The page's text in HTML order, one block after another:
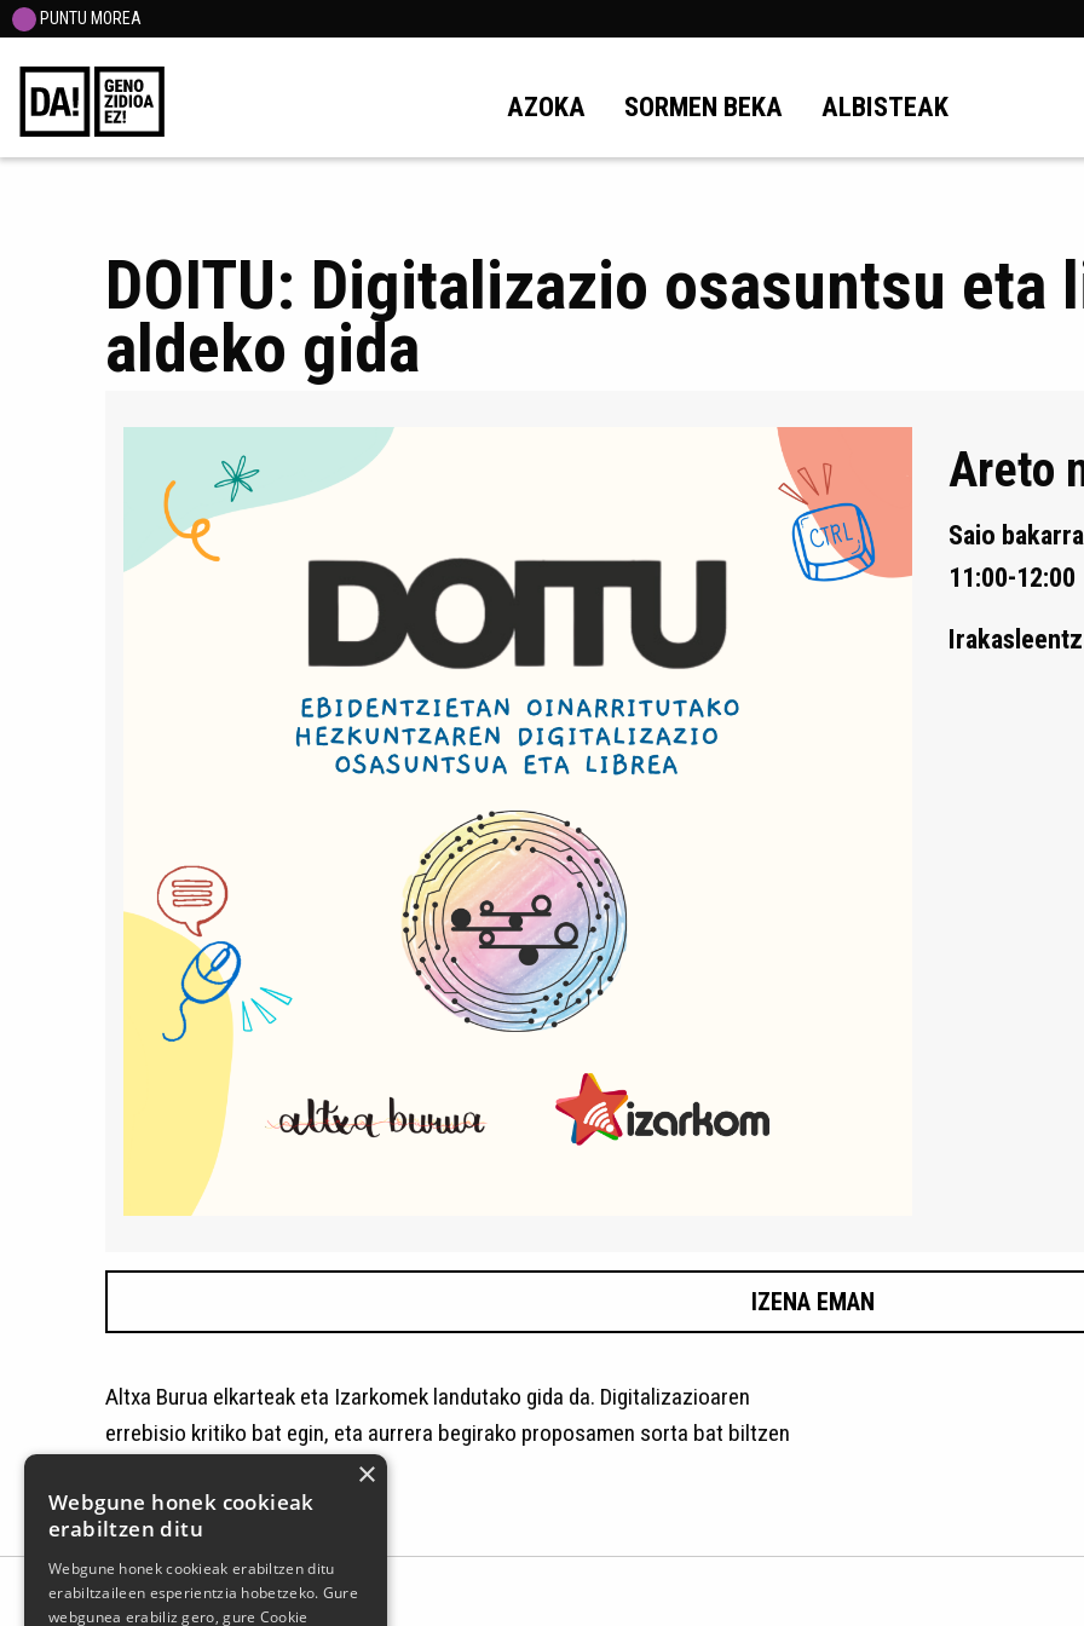
PUNTU MOREA
AZOKA SORMEN BEKA ALBISTEAK
DOITU: Digitalizazio osasuntsu eta
aldeko gida
Areto
Saio
11:00-12:00
IZENA EMAN
Altxa Burua elkarteak eta Izarkomek landutako gida da. Digitalizazioaren
errebisio kritiko bat egin, eta aurrera begirako proposamen sorta bat biltzen
×
Webgune honek cookieak
erabiltzen ditu
Webgune honek cookieak erabiltzen ditu
erabiltzaileen esperientzia hobetzeko. Gure
webgunea erabiliz gero, gure Cookie